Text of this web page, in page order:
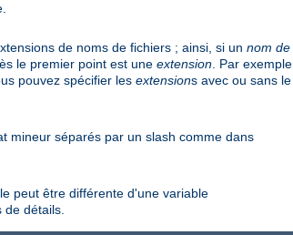
de noms de fichiers ; ainsi, si un nom de
le premier point est une extension . Par exemple,
pouvez spécifier les extensions avec ou sans le
mineur séparés par un slash comme dans
peut être différente d'une variable
de détails.